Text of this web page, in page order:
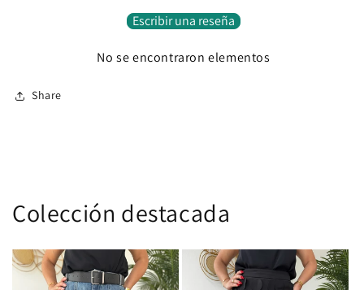
Escribir una reseña
No se encontraron elementos
Share
Colección destacada